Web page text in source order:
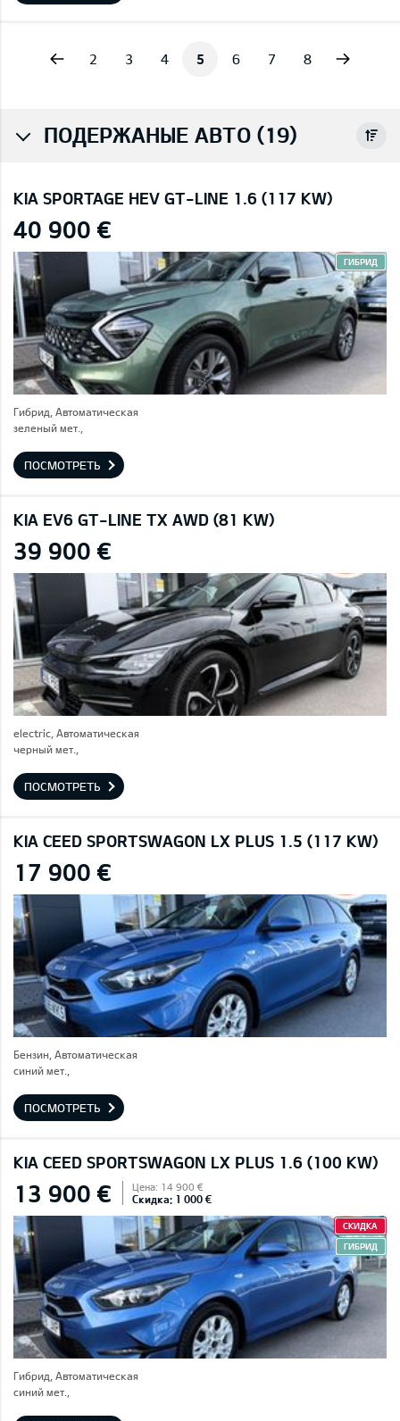
2 3 4 5 6 7 8
ПОДЕРЖАНЫЕ АВТО (19)
KIA SPORTAGE HEV GT-LINE 1.6 (117 KW)
40 900 €
ГИБРИД
Гибрид, Автоматическая
зеленый мет.,
ПОСМОТРЕТЬ
KIA EV6 GT-LINE TX AWD (81 KW)
39 900 €
electric, Автоматическая
черный мет.,
ПОСМОТРЕТЬ
KIA CEED SPORTSWAGON LX PLUS 1.5 (117 KW)
17 900 €
Бензин, Автоматическая
синий мет.,
ПОСМОТРЕТЬ
KIA CEED SPORTSWAGON LX PLUS 1.6 (100 KW)
13 900 € Цена: 14 900 €
Скидка: 1 000 €
СКИДКА
ГИБРИД
Гибрид, Автоматическая
синий мет.,